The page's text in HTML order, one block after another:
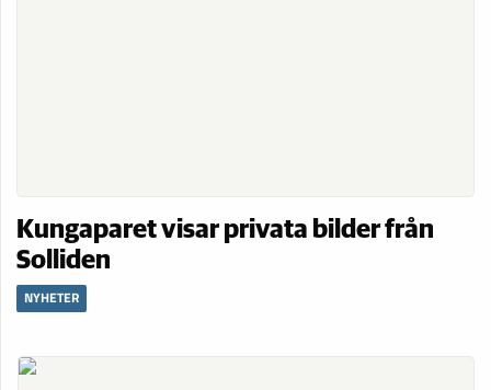
Kungaparet visar privata bilder från
Solliden
NYHETER